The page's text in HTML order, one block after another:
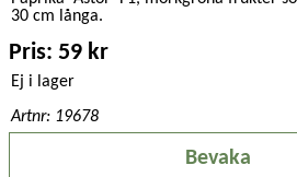
30 cm långa.
Pris: 59 kr
Ej i lager
Artnr: 19678
Bevaka